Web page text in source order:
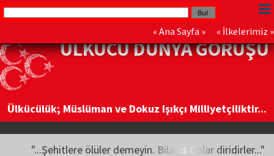
« Ana Sayfa » « İlkelerimiz »
ÜLKÜCÜ DÜNYA GÖRÜŞÜ
Ülkücülük; Müslüman ve Dokuz Işıkçı Milliyetçiliktir...
"...Şehitlere ölüler demeyin. Bilakis Onlar diridirler..."